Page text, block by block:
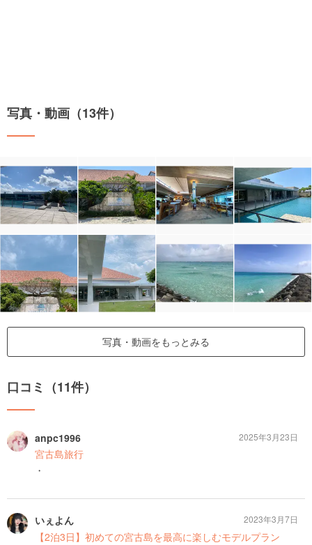
写真・動画（13件）
写真・動画をもっとみる
口コミ（11件）
anpc1996
宮古島旅行
・
2025年3月23日
いぇよん
【2泊3日】初めての宮古島を最高に楽しむモデルプラン
2023年3月7日